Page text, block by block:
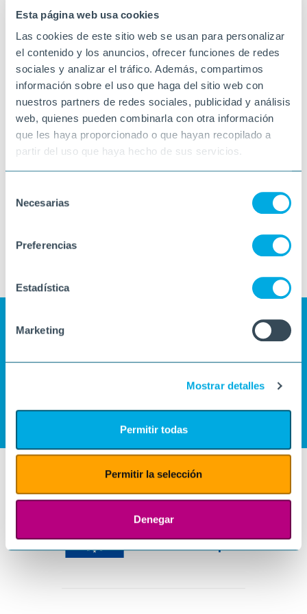
Esta página web usa cookies
Las cookies de este sitio web se usan para personalizar
el contenido y los anuncios, ofrecer funciones de redes
sociales y analizar el tráfico. Además, compartimos
información sobre el uso que haga del sitio web con
nuestros partners de redes sociales, publicidad y análisis
web, quienes pueden combinarla con otra información
que les haya proporcionado o que hayan recopilado a
partir del uso que haya hecho de sus servicios.
Necesarias
Preferencias
Estadística
Marketing
Mostrar detalles
Permitir todas
Permitir la selección
Denegar